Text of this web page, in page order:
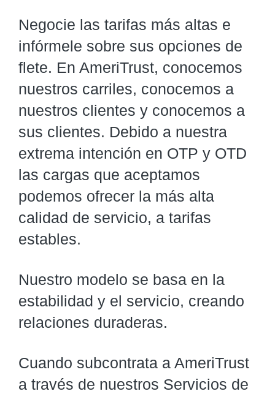
Negocie las tarifas más altas e
infórmele sobre sus opciones de
flete. En AmeriTrust, conocemos
nuestros carriles, conocemos a
nuestros clientes y conocemos a
sus clientes. Debido a nuestra
extrema intención en OTP y OTD
las cargas que aceptamos
podemos ofrecer la más alta
calidad de servicio, a tarifas
estables.
Nuestro modelo se basa en la
estabilidad y el servicio, creando
relaciones duraderas.
Cuando subcontrata a AmeriTrust
a través de nuestros Servicios de